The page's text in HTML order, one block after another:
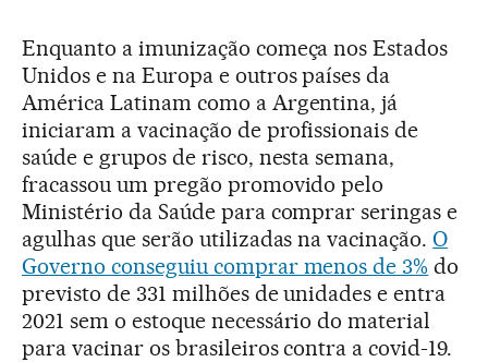
Enquanto a imunização começa nos Estados
Unidos e na Europa e outros países da
América Latinam como a Argentina, já
iniciaram a vacinação de profissionais de
saúde e grupos de risco, nesta semana,
fracassou um pregão promovido pelo
Ministério da Saúde para comprar seringas e
agulhas que serão utilizadas na vacinação. O
Governo conseguiu comprar menos de 3% do
previsto de 331 milhões de unidades e entra
2021 sem o estoque necessário do material
para vacinar os brasileiros contra a covid-19.